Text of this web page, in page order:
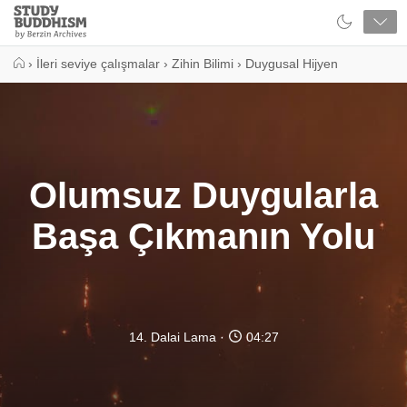
Close
Study
Buddhism
› İleri seviye çalışmalar › Zihin Bilimi › Duygusal Hijyen
Olumsuz Duygularla
Başa Çıkmanın Yolu
14. Dalai Lama 04:27